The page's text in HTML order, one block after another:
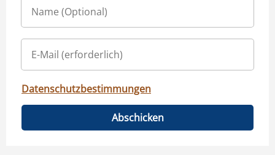
Datenschutzbestimmungen
Abschicken